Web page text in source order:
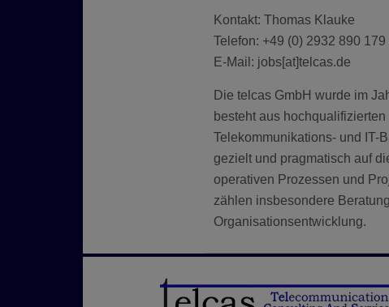
Kontakt: Thomas Klauke
Telefon: +49 (0) 2932 890 179
E-Mail: jobs[at]telcas.de
Die telcas GmbH wurde im
besteht aus
Telekommunikations- und IT-
gezielt und pragmatisch auf
operativen Prozessen und
zählen insbesondere
Organisationsentwicklung.